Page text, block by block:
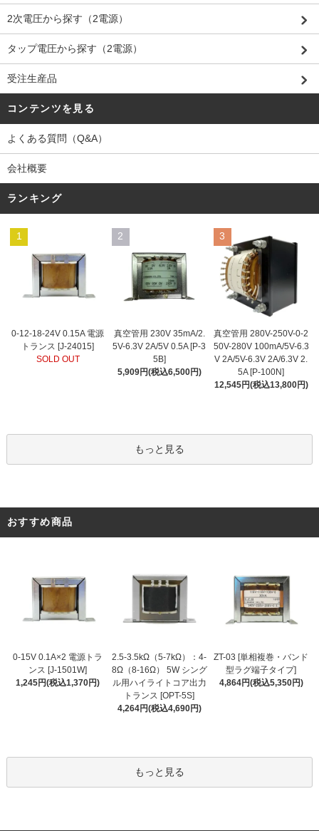
2次電圧から探す（2電源）
タップ電圧から探す（2電源）
受注生産品
コンテンツを見る
よくある質問（Q&A）
会社概要
ランキング
1
0-12-18-24V 0.15A 電源
トランス [J-24015]
SOLD OUT
2
真空管用 230V 35mA/2.
5V-6.3V 2A/5V 0.5A [P-3
5B]
5,909円(税込6,500円)
3
真空管用 280V-250V-0-2
50V-280V 100mA/5V-6.3
V 2A/5V-6.3V 2A/6.3V 2.
5A [P-100N]
12,545円(税込13,800円)
もっと見る
おすすめ商品
0-15V 0.1A×2 電源トラ
ンス [J-1501W]
1,245円(税込1,370円)
2.5-3.5kΩ（5-7kΩ）：4-
8Ω（8-16Ω） 5W シング
ル用ハイライトコア出力
トランス [OPT-5S]
4,264円(税込4,690円)
ZT-03 [単相複巻・バンド
型ラグ端子タイプ]
4,864円(税込5,350円)
もっと見る